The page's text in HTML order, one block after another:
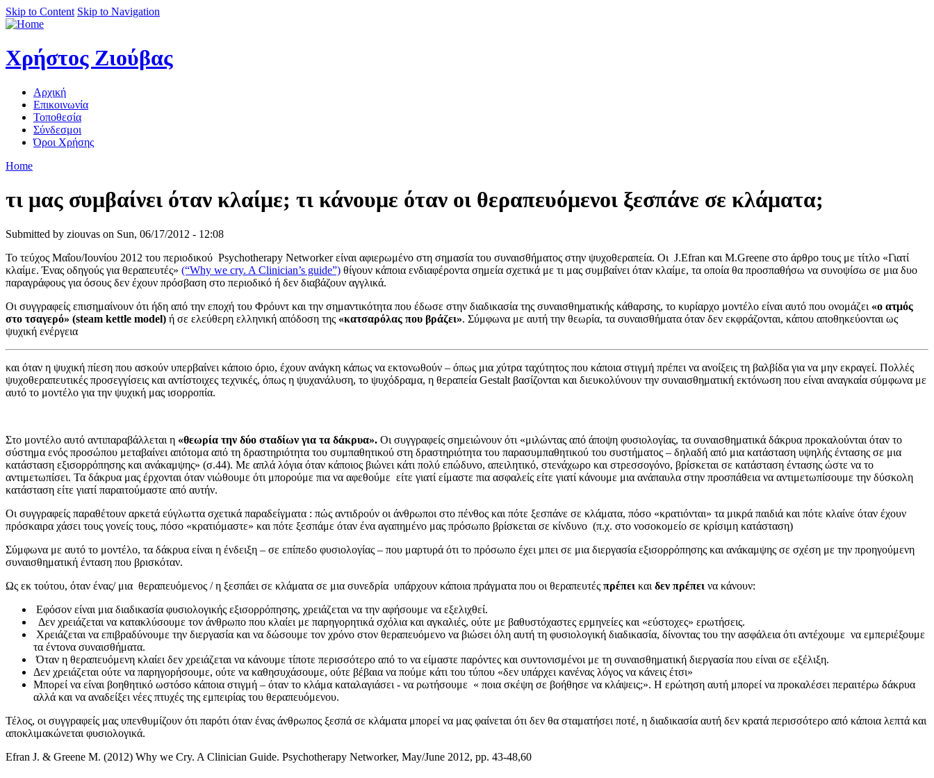
Skip to Content Skip to Navigation
Χρήστος Ζιούβας
Αρχική
Επικοινωνία
Τοποθεσία
Σύνδεσμοι
Όροι Χρήσης
Home
τι μας συμβαίνει όταν κλαίμε; τι κάνουμε όταν οι θεραπευόμενοι ξεσπάνε σε κλάματα;
Submitted by ziouvas on Sun, 06/17/2012 - 12:08
Το τεύχος Μαΐου/Ιουνίου 2012 του περιοδικού Psychotherapy Networker είναι αφιερωμένο στη σημασία του συναισθήματος στην ψυχοθεραπεία. Οι J.Efran και M.Greene στο άρθρο τους με τίτλο «Γιατί
κλαίμε. Ένας οδηγούς για θεραπευτές» (“Why we cry. A Clinician’s guide”) θίγουν κάποια ενδιαφέροντα σημεία σχετικά με τι μας συμβαίνει όταν κλαίμε, τα οποία θα προσπαθήσω να συνοψίσω σε μια δυο
παραγράφους για όσους δεν έχουν πρόσβαση στο περιοδικό ή δεν διαβάζουν αγγλικά.
Οι συγγραφείς επισημαίνουν ότι ήδη από την εποχή του Φρόυντ και την σημαντικότητα που έδωσε στην διαδικασία της συναισθηματικής κάθαρσης, το κυρίαρχο μοντέλο είναι αυτό που ονομάζει «ο ατμός
στο τσαγερό» (steam kettle model) ή σε ελεύθερη ελληνική απόδοση της «κατσαρόλας που βράζει». Σύμφωνα με αυτή την θεωρία, τα συναισθήματα όταν δεν εκφράζονται, κάπου αποθηκεύονται ως
ψυχική ενέργεια
και όταν η ψυχική πίεση που ασκούν υπερβαίνει κάποιο όριο, έχουν ανάγκη κάπως να εκτονωθούν – όπως μια χύτρα ταχύτητος που κάποια στιγμή πρέπει να ανοίξεις τη βαλβίδα για να μην εκραγεί. Πολλές
ψυχοθεραπευτικές προσεγγίσεις και αντίστοιχες τεχνικές, όπως η ψυχανάλυση, το ψυχόδραμα, η θεραπεία Gestalt βασίζονται και διευκολύνουν την συναισθηματική εκτόνωση που είναι αναγκαία σύμφωνα με
αυτό το μοντέλο για την ψυχική μας ισορροπία.
Στο μοντέλο αυτό αντιπαραβάλλεται η «θεωρία την δύο σταδίων για τα δάκρυα». Οι συγγραφείς σημειώνουν ότι «μιλώντας από άποψη φυσιολογίας, τα συναισθηματικά δάκρυα προκαλούνται όταν το
σύστημα ενός προσώπου μεταβαίνει απότομα από τη δραστηριότητα του συμπαθητικού στη δραστηριότητα του παρασυμπαθητικού του συστήματος – δηλαδή από μια κατάσταση υψηλής έντασης σε μια
κατάσταση εξισορρόπησης και ανάκαμψης» (σ.44). Με απλά λόγια όταν κάποιος βιώνει κάτι πολύ επώδυνο, απειλητικό, στενάχωρο και στρεσσογόνο, βρίσκεται σε κατάσταση έντασης ώστε να το
αντιμετωπίσει. Τα δάκρυα μας έρχονται όταν νιώθουμε ότι μπορούμε πια να αφεθούμε είτε γιατί είμαστε πια ασφαλείς είτε γιατί κάνουμε μια ανάπαυλα στην προσπάθεια να αντιμετωπίσουμε την δύσκολη
κατάσταση είτε γιατί παραιτούμαστε από αυτήν.
Οι συγγραφείς παραθέτουν αρκετά εύγλωττα σχετικά παραδείγματα : πώς αντιδρούν οι άνθρωποι στο πένθος και πότε ξεσπάνε σε κλάματα, πόσο «κρατιόνται» τα μικρά παιδιά και πότε κλαίνε όταν έχουν
πρόσκαιρα χάσει τους γονείς τους, πόσο «κρατιόμαστε» και πότε ξεσπάμε όταν ένα αγαπημένο μας πρόσωπο βρίσκεται σε κίνδυνο (π.χ. στο νοσοκομείο σε κρίσιμη κατάσταση)
Σύμφωνα με αυτό το μοντέλο, τα δάκρυα είναι η ένδειξη – σε επίπεδο φυσιολογίας – που μαρτυρά ότι το πρόσωπο έχει μπει σε μια διεργασία εξισορρόπησης και ανάκαμψης σε σχέση με την προηγούμενη
συναισθηματική ένταση που βρισκόταν.
Ως εκ τούτου, όταν ένας/ μια θεραπευόμενος / η ξεσπάει σε κλάματα σε μια συνεδρία υπάρχουν κάποια πράγματα που οι θεραπευτές πρέπει και δεν πρέπει να κάνουν:
Εφόσον είναι μια διαδικασία φυσιολογικής εξισορρόπησης, χρειάζεται να την αφήσουμε να εξελιχθεί.
Δεν χρειάζεται να κατακλύσουμε τον άνθρωπο που κλαίει με παρηγορητικά σχόλια και αγκαλιές, ούτε με βαθυστόχαστες ερμηνείες και «εύστοχες» ερωτήσεις.
Χρειάζεται να επιβραδύνουμε την διεργασία και να δώσουμε τον χρόνο στον θεραπευόμενο να βιώσει όλη αυτή τη φυσιολογική διαδικασία, δίνοντας του την ασφάλεια ότι αντέχουμε να εμπεριέξουμε
τα έντονα συναισθήματα.
Όταν η θεραπευόμενη κλαίει δεν χρειάζεται να κάνουμε τίποτε περισσότερο από το να είμαστε παρόντες και συντονισμένοι με τη συναισθηματική διεργασία που είναι σε εξέλιξη.
Δεν χρειάζεται ούτε να παρηγορήσουμε, ούτε να καθησυχάσουμε, ούτε βέβαια να πούμε κάτι του τύπου «δεν υπάρχει κανένας λόγος να κάνεις έτσι»
Μπορεί να είναι βοηθητικό ωστόσο κάποια στιγμή – όταν το κλάμα καταλαγιάσει - να ρωτήσουμε « ποια σκέψη σε βοήθησε να κλάψεις;». Η ερώτηση αυτή μπορεί να προκαλέσει περαιτέρω δάκρυα
αλλά και να αναδείξει νέες πτυχές της εμπειρίας του θεραπευόμενου.
Τέλος, οι συγγραφείς μας υπενθυμίζουν ότι παρότι όταν ένας άνθρωπος ξεσπά σε κλάματα μπορεί να μας φαίνεται ότι δεν θα σταματήσει ποτέ, η διαδικασία αυτή δεν κρατά περισσότερο από κάποια λεπτά και
αποκλιμακώνεται φυσιολογικά.
Efran J. & Greene M. (2012) Why we Cry. A Clinician Guide. Psychotherapy Networker, May/June 2012, pp. 43-48,60